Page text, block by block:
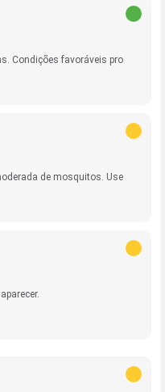
Condições favoráveis pro
de mosquitos. Use